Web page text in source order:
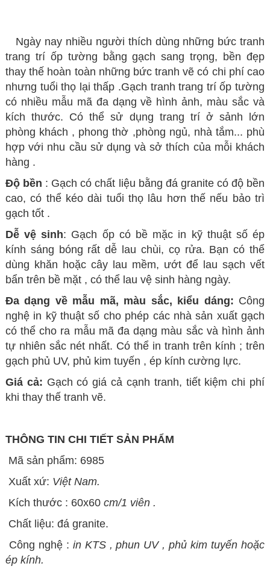
Ngày nay nhiều người thích dùng những bức tranh
trang trí ốp tường bằng gạch sang trọng, bền đẹp
thay thế hoàn toàn những bức tranh vẽ có chi phí cao
nhưng tuổi thọ lại thấp .Gạch tranh trang trí ốp tường
có nhiều mẫu mã đa dạng về hình ảnh, màu sắc và
kích thước. Có thể sử dụng trang trí ở sảnh lớn
phòng khách , phong thờ ,phòng ngủ, nhà tắm... phù
hợp với nhu cầu sử dụng và sở thích của mỗi khách
hàng .
Độ bền : Gạch có chất liệu bằng đá granite có độ bền
cao, có thể kéo dài tuổi thọ lâu hơn thế nếu bảo trì
gạch tốt .
Dễ vệ sinh: Gạch ốp có bề mặc in kỹ thuật số ép
kính sáng bóng rất dễ lau chùi, cọ rửa. Bạn có thể
dùng khăn hoặc cây lau mềm, ướt để lau sạch vết
bẩn trên bề mặt , có thể lau vệ sinh hàng ngày.
Đa dạng về mẫu mã, màu sắc, kiểu dáng: Công
nghệ in kỹ thuật số cho phép các nhà sản xuất gạch
có thể cho ra mẫu mã đa dạng màu sắc và hình ảnh
tự nhiên sắc nét nhất. Có thể in tranh trên kính ; trên
gạch phủ UV, phủ kim tuyến , ép kính cường lực.
Giá cả: Gạch có giá cả cạnh tranh, tiết kiệm chi phí
khi thay thế tranh vẽ.
THÔNG TIN CHI TIẾT SẢN PHẨM
Mã sản phẩm: 6985
Xuất xứ: Việt Nam.
Kích thước : 60x60cm/1 viên .
Chất liệu: đá granite.
Công nghệ : in KTS , phun UV , phủ kim tuyến hoặc
ép kính.